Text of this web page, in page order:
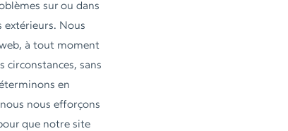
sur ou dans
extérieurs. Nous
à tout moment
circonstances, sans
en
nous efforçons
que notre site